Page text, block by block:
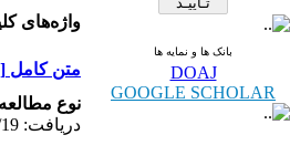
بانک ها و نمایه ها
DOAJ
GOOGLE SCHOLAR
واژه‌های
متن کامل [PDF 819 kb]
نوع
دریافت: 1400/1/19 | پذیرش: 1400/8/10 | انتشار: 1400/8/17